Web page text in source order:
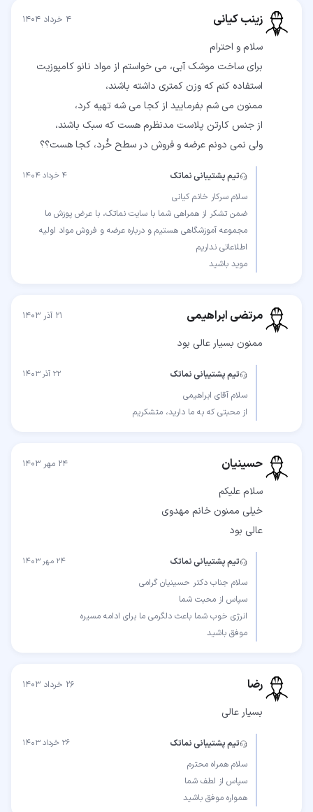
زینب کیانی ۴ خرداد ۱۴۰۴
برای ساخت موشک آبی، می خواستم از مواد نانو کامپوزیت
ولی نمی دونم عرضه و فروش در سطح خُرد، کجا هست؟؟
تیم پشتیبانی نماتک ۴ خرداد ۱۴۰۴
ضمن تشکر از همراهی شما با سایت نماتک، با عرض پوزش ما
مجموعه آموزشگاهی هستیم و درباره عرضه و فروش مواد اولیه
موید باشید
مرتضی ابراهیمی ۲۱ آذر ۱۴۰۳
ممنون بسیار عالی بود
تیم پشتیبانی نماتک ۲۲ آذر ۱۴۰۳
از محبتی که به ما دارید، متشکریم
حسینیان ۲۴ مهر ۱۴۰۳
عالی بود
تیم پشتیبانی نماتک ۲۴ مهر ۱۴۰۳
موفق باشید
رضا ۲۶ خرداد ۱۴۰۳
بسیار عالی
تیم پشتیبانی نماتک ۲۶ خرداد ۱۴۰۳
همواره موفق باشید